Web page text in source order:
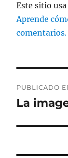
Este sitio
Aprende
comentarios.
de
PUBLICADO
La